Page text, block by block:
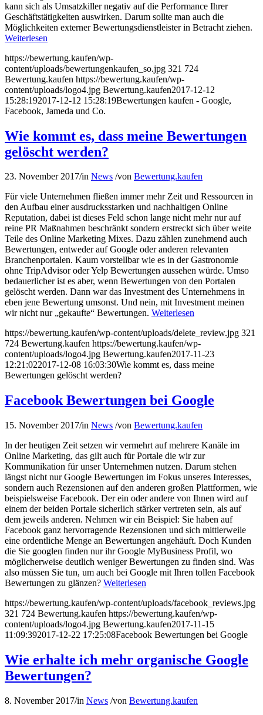
kann sich als Umsatzkiller negativ auf die Performance Ihrer
Geschäftstätigkeiten auswirken. Darum sollte man auch die
Möglichkeiten externer Bewertungsdienstleister in Betracht ziehen.
Weiterlesen
https://bewertung.kaufen/wp-
content/uploads/bewertungenkaufen_so.jpg 321 724
Bewertung.kaufen https://bewertung.kaufen/wp-
content/uploads/logo4.jpg Bewertung.kaufen2017-12-12
15:28:192017-12-12 15:28:19Bewertungen kaufen - Google,
Facebook, Jameda und Co.
Wie kommt es, dass meine Bewertungen
gelöscht werden?
23. November 2017/in News /von Bewertung.kaufen
Für viele Unternehmen fließen immer mehr Zeit und Ressourcen in
den Aufbau einer ausdrucksstarken und nachhaltigen Online
Reputation, dabei ist dieses Feld schon lange nicht mehr nur auf
reine PR Maßnahmen beschränkt sondern erstreckt sich über weite
Teile des Online Marketing Mixes. Dazu zählen zunehmend auch
Bewertungen, entweder auf Google oder anderen relevanten
Branchenportalen. Kaum vorstellbar wie es in der Gastronomie
ohne TripAdvisor oder Yelp Bewertungen aussehen würde. Umso
bedauerlicher ist es aber, wenn Bewertungen von den Portalen
gelöscht werden. Dann war das Investment des Unternehmens in
eben jene Bewertung umsonst. Und nein, mit Investment meinen
wir nicht nur „gekaufte“ Bewertungen. Weiterlesen
https://bewertung.kaufen/wp-content/uploads/delete_review.jpg 321
724 Bewertung.kaufen https://bewertung.kaufen/wp-
content/uploads/logo4.jpg Bewertung.kaufen2017-11-23
12:21:022017-12-08 16:03:30Wie kommt es, dass meine
Bewertungen gelöscht werden?
Facebook Bewertungen bei Google
15. November 2017/in News /von Bewertung.kaufen
In der heutigen Zeit setzen wir vermehrt auf mehrere Kanäle im
Online Marketing, das gilt auch für Portale die wir zur
Kommunikation für unser Unternehmen nutzen. Darum stehen
längst nicht nur Google Bewertungen im Fokus unseres Interesses,
sondern auch Rezensionen auf den anderen großen Plattformen, wie
beispielsweise Facebook. Der ein oder andere von Ihnen wird auf
einem der beiden Portale sicherlich stärker vertreten sein, als auf
dem jeweils anderen. Nehmen wir ein Beispiel: Sie haben auf
Facebook ganz hervorragende Rezensionen und sich mittlerweile
eine ordentliche Menge an Bewertungen angehäuft. Doch Kunden
die Sie googlen finden nur ihr Google MyBusiness Profil, wo
möglicherweise deutlich weniger Bewertungen zu finden sind. Was
also müssen Sie tun, um auch bei Google mit Ihren tollen Facebook
Bewertungen zu glänzen? Weiterlesen
https://bewertung.kaufen/wp-content/uploads/facebook_reviews.jpg
321 724 Bewertung.kaufen https://bewertung.kaufen/wp-
content/uploads/logo4.jpg Bewertung.kaufen2017-11-15
11:09:392017-12-22 17:25:08Facebook Bewertungen bei Google
Wie erhalte ich mehr organische Google
Bewertungen?
8. November 2017/in News /von Bewertung.kaufen